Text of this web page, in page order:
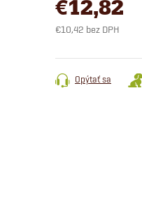
€12,82
€10,42 bez DPH
cena:
Opýtať sa